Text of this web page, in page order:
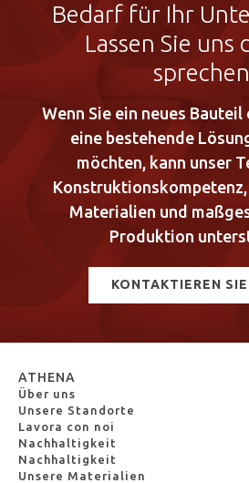
Bedarf für Ihr
Lassen Sie uns
Wenn Sie ein neues
eine bestehende
möchten, kann unser
Materialien und
Produktion
KONTAKTIEREN SIE
ATHENA
Über uns
Unsere Standorte
Lavora con noi
Nachhaltigkeit
Nachhaltigkeit
Unsere Materialien